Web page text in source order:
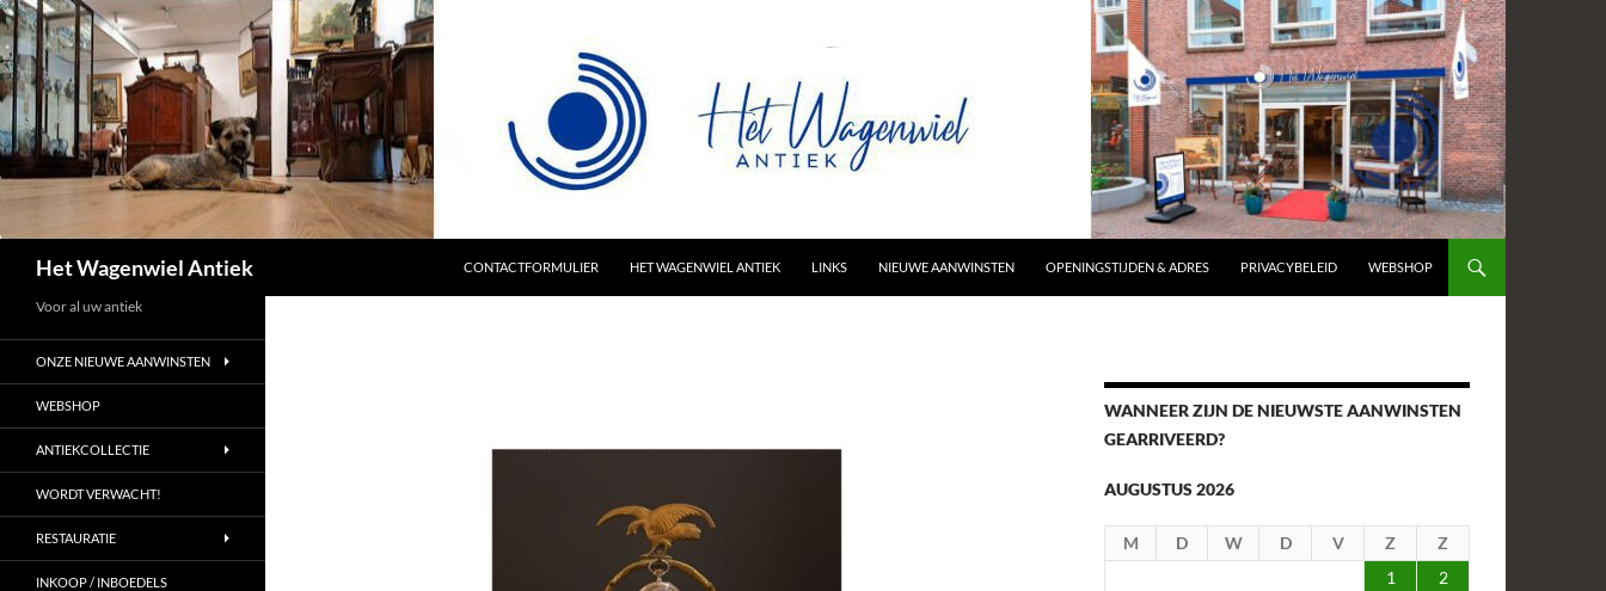
Het Wagenwiel Antiek
CONTACTFORMULIER
HET WAGENWIEL ANTIEK LINKS NIEUWE AANWINSTEN OPENINGSTIJDEN & ADRES PRIVACYBELEID WEBSHOP
WANNEER ZIJN DE NIEUWSTE AANWINSTEN
GEARRIVEERD?
AUGUSTUS 2026
M D W D V Z
Z
1
2
Voor al uw antiek
ONZE NIEUWE AANWINSTEN
WEBSHOP
ANTIEKCOLLECTIE
WORDT VERWACHT!
RESTAURATIE
INKOOP / INBOEDELS